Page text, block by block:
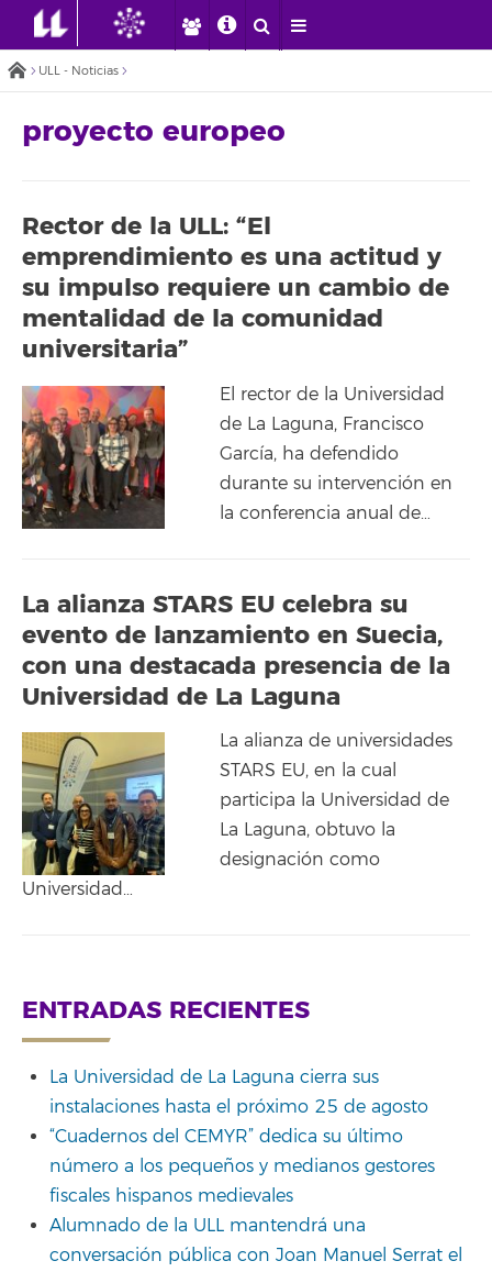
ULL - Noticias
proyecto europeo
Rector de la ULL: “El
emprendimiento es una actitud y
su impulso requiere un cambio de
mentalidad de la comunidad
universitaria”
El rector de la Universidad
de La Laguna, Francisco
García, ha defendido
durante su intervención en
la conferencia anual de…
La alianza STARS EU celebra su
evento de lanzamiento en Suecia,
con una destacada presencia de la
Universidad de La Laguna
La alianza de universidades
STARS EU, en la cual
participa la Universidad de
La Laguna, obtuvo la
designación como
Universidad…
ENTRADAS RECIENTES
La Universidad de La Laguna cierra sus
instalaciones hasta el próximo 25 de agosto
“Cuadernos del CEMYR” dedica su último
número a los pequeños y medianos gestores
fiscales hispanos medievales
Alumnado de la ULL mantendrá una
conversación pública con Joan Manuel Serrat el